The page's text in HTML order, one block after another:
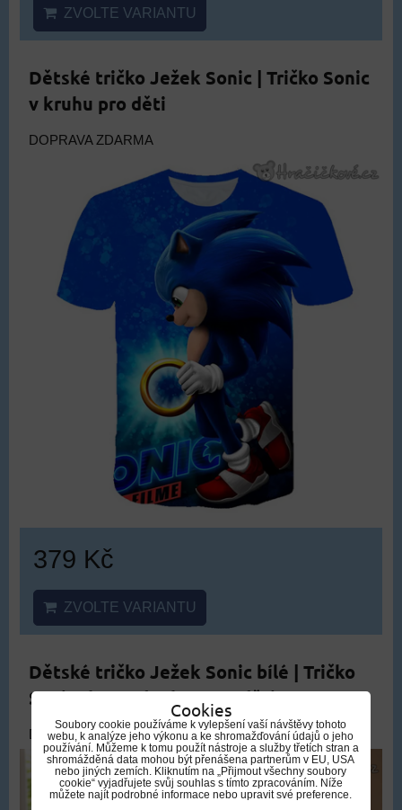
ZVOLTE VARIANTU
Dětské tričko Ježek Sonic | Tričko Sonic
v kruhu pro děti
DOPRAVA ZDARMA
379 Kč
ZVOLTE VARIANTU
Dětské tričko Ježek Sonic bílé | Tričko
Sonic the Hedgehog pro děti, typ1
DOPRAVA ZDARMA
Cookies
Soubory cookie používáme k vylepšení vaší návštěvy tohoto
webu, k analýze jeho výkonu a ke shromažďování údajů o jeho
používání. Můžeme k tomu použít nástroje a služby třetích stran a
shromážděná data mohou být přenášena partnerům v EU, USA
nebo jiných zemích. Kliknutím na „Přijmout všechny soubory
cookie“ vyjadřujete svůj souhlas s tímto zpracováním. Níže
můžete najít podrobné informace nebo upravit své preference.